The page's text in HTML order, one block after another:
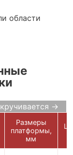
области
→
Размеры
платформы,
мм